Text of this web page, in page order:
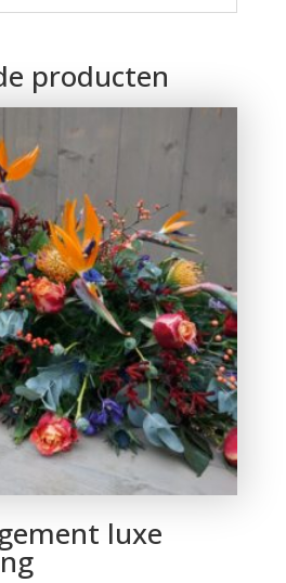
producten
luxe